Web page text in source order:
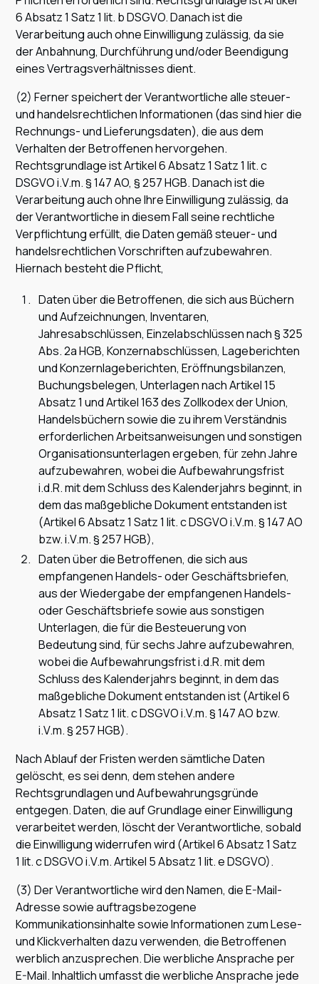
6 Absatz 1 Satz 1 lit. b DSGVO. Danach ist die
Verarbeitung auch ohne Einwilligung zulässig, da sie
der Anbahnung, Durchführung und/oder Beendigung
eines Vertragsverhältnisses dient.
(2) Ferner speichert der Verantwortliche alle steuer-
und handelsrechtlichen Informationen (das sind hier die
Rechnungs- und Lieferungsdaten), die aus dem
Verhalten der Betroffenen hervorgehen.
Rechtsgrundlage ist Artikel 6 Absatz 1 Satz 1 lit. c
DSGVO i.V.m. § 147 AO, § 257 HGB. Danach ist die
Verarbeitung auch ohne Ihre Einwilligung zulässig, da
der Verantwortliche in diesem Fall seine rechtliche
Verpflichtung erfüllt, die Daten gemäß steuer- und
handelsrechtlichen Vorschriften aufzubewahren.
Hiernach besteht die Pflicht,
Daten über die Betroffenen, die sich aus Büchern
und Aufzeichnungen, Inventaren,
Jahresabschlüssen, Einzelabschlüssen nach § 325
Abs. 2a HGB, Konzernabschlüssen, Lageberichten
und Konzernlageberichten, Eröffnungsbilanzen,
Buchungsbelegen, Unterlagen nach Artikel 15
Absatz 1 und Artikel 163 des Zollkodex der Union,
Handelsbüchern sowie die zu ihrem Verständnis
erforderlichen Arbeitsanweisungen und sonstigen
Organisationsunterlagen ergeben, für zehn Jahre
aufzubewahren, wobei die Aufbewahrungsfrist
i.d.R. mit dem Schluss des Kalenderjahrs beginnt, in
dem das maßgebliche Dokument entstanden ist
(Artikel 6 Absatz 1 Satz 1 lit. c DSGVO i.V.m. § 147 AO
bzw. i.V.m. § 257 HGB),
Daten über die Betroffenen, die sich aus
empfangenen Handels- oder Geschäftsbriefen,
aus der Wiedergabe der empfangenen Handels-
oder Geschäftsbriefe sowie aus sonstigen
Unterlagen, die für die Besteuerung von
Bedeutung sind, für sechs Jahre aufzubewahren,
wobei die Aufbewahrungsfrist i.d.R. mit dem
Schluss des Kalenderjahrs beginnt, in dem das
maßgebliche Dokument entstanden ist (Artikel 6
Absatz 1 Satz 1 lit. c DSGVO i.V.m. § 147 AO bzw.
i.V.m. § 257 HGB).
Nach Ablauf der Fristen werden sämtliche Daten
gelöscht, es sei denn, dem stehen andere
Rechtsgrundlagen und Aufbewahrungsgründe
entgegen. Daten, die auf Grundlage einer Einwilligung
verarbeitet werden, löscht der Verantwortliche, sobald
die Einwilligung widerrufen wird (Artikel 6 Absatz 1 Satz
1 lit. c DSGVO i.V.m. Artikel 5 Absatz 1 lit. e DSGVO).
(3) Der Verantwortliche wird den Namen, die E-Mail-
Adresse sowie auftragsbezogene
Kommunikationsinhalte sowie Informationen zum Lese-
und Klickverhalten dazu verwenden, die Betroffenen
werblich anzusprechen. Die werbliche Ansprache per
E-Mail. Inhaltlich umfasst die werbliche Ansprache jede